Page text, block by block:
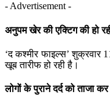
- Advertisement -
अनुपम खेर की एक्टिग की हो
‘द कश्मीर फाइल्स’ शुक्रवार
खूब तारीफ हो रही है।
लोगों के पुराने दर्द को ताजा